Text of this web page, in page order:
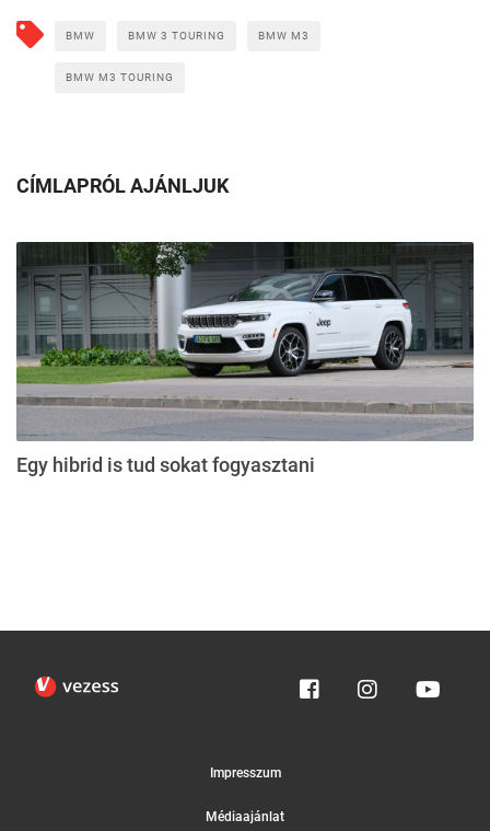
BMW BMW 3 TOURING BMW M3
BMW M3 TOURING
CÍMLAPRÓL AJÁNLJUK
Egy hibrid is tud sokat fogyasztani
Impresszum
Médiaajánlat